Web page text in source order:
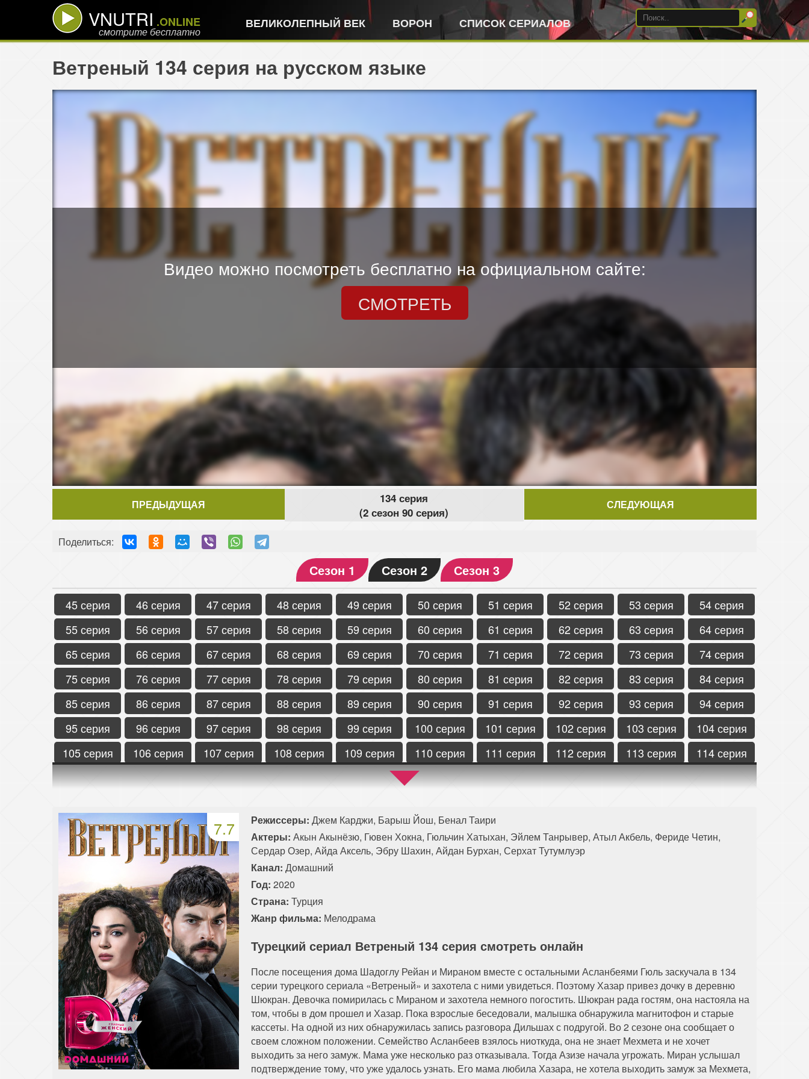
VNUTRI .ONLINE
смотрите бесплатно
ВЕЛИКОЛЕПНЫЙ ВЕК ВОРОН СПИСОК СЕРИАЛОВ
Ветреный 134 серия на русском языке
Видео можно посмотреть бесплатно на официальном сайте:
СМОТРЕТЬ
ПРЕДЫДУЩАЯ
134 серия
(2 сезон 90 серия)
СЛЕДУЮЩАЯ
Поделиться:
Сезон 1 Сезон 2 Сезон 3
45 серия 46 серия 47 серия 48 серия 49 серия 50 серия 51 серия 52 серия 53 серия
54 серия
55 серия
56 серия 57 серия 58 серия 59 серия 60 серия 61 серия 62 серия 63 серия
64 серия
65 серия
66 серия 67 серия 68 серия 69 серия 70 серия 71 серия 72 серия 73 серия
74 серия
75 серия
76 серия 77 серия 78 серия 79 серия 80 серия 81 серия 82 серия 83 серия
84 серия
85 серия
86 серия 87 серия 88 серия 89 серия 90 серия 91 серия 92 серия 93 серия
94 серия
95 серия
96 серия 97 серия 98 серия 99 серия 100 серия 101 серия 102 серия 103 серия
104 серия
105 серия
106 серия 107 серия 108 серия 109 серия 110 серия 111 серия 112 серия 113 серия
114 серия
115 серия
116 серия 117 серия 118 серия 119 серия 120 серия 121 серия 122 серия 123 серия
124 серия
135 серия
136 серия 137 серия 138 серия 139 серия 140 серия 141 серия
7.7 Режиссеры: Джем Карджи, Барыш Йош, Бенал Таири
Актеры: Акын Акынёзю, Гювен Хокна, Гюльчин Хатыхан, Эйлем Танрывер, Атыл Акбель, Фериде Четин,
Сердар Озер, Айда Аксель, Эбру Шахин, Айдан Бурхан, Серхат Тутумлуэр
Канал: Домашний
Год: 2020
Страна: Турция
Жанр фильма: Мелодрама
Турецкий сериал Ветреный 134 серия смотреть онлайн
После посещения дома Шадоглу Рейан и Мираном вместе с остальными Асланбеями Гюль заскучала в 134
серии турецкого сериала «Ветреный» и захотела с ними увидеться. Поэтому Хазар привез дочку в деревню
Шюкран. Девочка помирилась с Мираном и захотела немного погостить. Шюкран рада гостям, она настояла на
том, чтобы в дом прошел и Хазар. Пока взрослые беседовали, малышка обнаружила магнитофон и старые
кассеты. На одной из них обнаружилась запись разговора Дильшах с подругой. Во 2 сезоне она сообщает о
своем сложном положении. Семейство Асланбеев взялось ниоткуда, она не знает Мехмета и не хочет
выходить за него замуж. Мама уже несколько раз отказывала. Тогда Азизе начала угрожать. Миран услышал
подтверждение тому, что уже удалось узнать. Его мама любила Хазара, не хотела выходить замуж за Мехмета,